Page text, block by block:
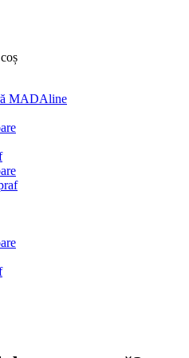
MADAline